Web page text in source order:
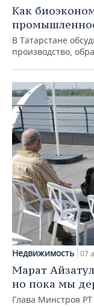
Как
В Татарстане
производство,
Недвижимость 07
Марат
но пока мы
Глава Минстроя